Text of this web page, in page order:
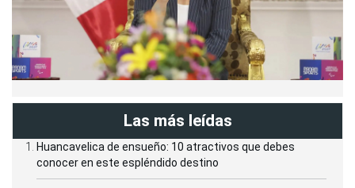
Las más leídas
Huancavelica de ensueño: 10 atractivos que debes
conocer en este espléndido destino